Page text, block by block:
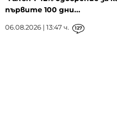
първите 100 дни...
06.08.2026 | 13:47 ч. 127